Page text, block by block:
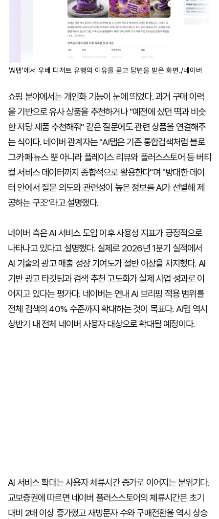
'AI탭'에서 우베 디저트 유행의 이유를 묻고 답변을 받은 화면./네이버
쇼핑 분야에서는 개인화 기능이 눈에 띄었다. 과거 구매 이력
을 기반으로 유사 상품을 추천하거나 "예전에 샀던 떡과 비슷
한 저당 제품 추천해줘" 같은 질문에도 관련 상품을 연결해주
는 식이다. 네이버 관계자는 "AI탭은 기존 통합검색처럼 블로
그·카페·뉴스 뿐 아니라 플레이스 리뷰와 플러스스토어 등 버티
컬 서비스 데이터까지 종합적으로 활용한다"며 "방대한 데이
터 안에서 질문 의도와 관련성이 높은 정보를 AI가 선별해 제
공하는 구조"라고 설명했다.
네이버 측은 AI 서비스 도입 이후 사용성 지표가 긍정적으로
나타나고 있다고 설명했다. 실제로 2026년 1분기 실적에서
AI 기술의 광고 매출 성장 기여도가 절반 이상을 차지했다. AI
기반 광고 타깃팅과 검색 추천 고도화가 실제 사업 성과로 이
어지고 있다는 평가다. 네이버는 연내 AI 브리핑 적용 범위를
전체 검색의 40% 수준까지 확대하는 것이 목표다. AI탭 역시
상반기 내 전체 네이버 사용자 대상으로 확대될 예정이다.
AI 서비스 확대는 사용자 체류시간 증가로 이어지는 분위기다.
교보증권에 따르면 네이버 플러스스토어의 체류시간은 초기
대비 2배 이상 증가했고 재방문자 수와 구매전환율 역시 상승